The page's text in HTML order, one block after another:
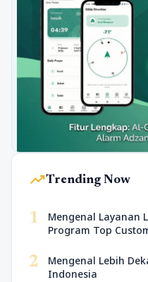
trending_upTrending Now
1
Mengenal Layanan
Program Top
2
Mengenal Lebih
Indonesia